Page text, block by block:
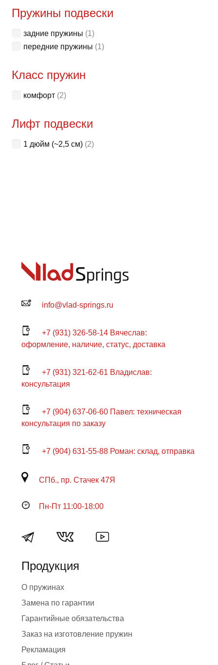
Пружины подвески
задние пружины (1)
передние пружины (1)
Класс пружин
комфорт (2)
Лифт подвески
1 дюйм (~2,5 см) (2)
info@vlad-springs.ru
+7 (931) 326-58-14 Вячеслав:
оформление, наличие, статус, доставка
+7 (931) 321-62-61 Владислав:
консультация
+7 (904) 637-06-60 Павел: техническая
консультация по заказу
+7 (904) 631-55-88 Роман: склад, отправка
СПб., пр. Стачек 47Я
Пн-Пт 11:00-18:00
Продукция
О пружинах
Замена по гарантии
Гарантийные обязательства
Заказ на изготовление пружин
Рекламация